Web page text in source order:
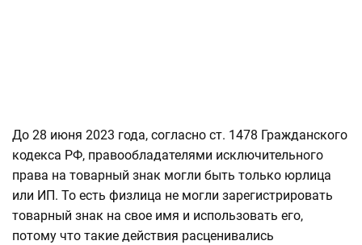
До 28 июня 2023 года, согласно ст. 1478 Гражданского
кодекса РФ, правообладателями исключительного
права на товарный знак могли быть только юрлица
или ИП. То есть физлица не могли зарегистрировать
товарный знак на свое имя и использовать его,
потому что такие действия расценивались